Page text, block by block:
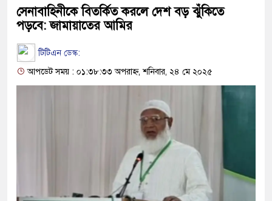
সেনাবাহিনীকে বিতর্কিত করলে দেশ বড় ঝুঁকিতে
পড়বে: জামায়াতের আমির
টিটিএন ডেস্ক:
আপডেট সময় : ০১:৩৮:৩৩ অপরাহ্ন, শনিবার, ২৪ মে ২০২৫